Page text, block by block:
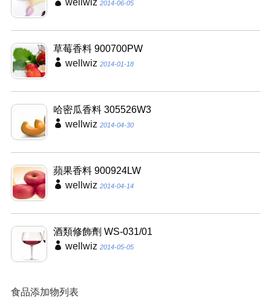
wellwiz 2014-06-05
草莓香料 900700PW
wellwiz 2014-01-18
哈密瓜香料 305526W3
wellwiz 2014-04-30
蘋果香料 900924LW
wellwiz 2014-04-14
酒類修飾劑 WS-031/01
wellwiz 2014-05-05
食品添加物列表